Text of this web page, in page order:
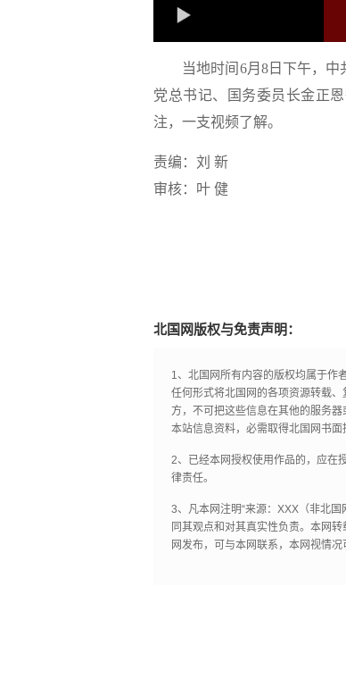
当地时间6月8日下午，
党总书记、国务委员长金正
注，一支视频了解。
责编：刘 新
审核：叶 健
北国网版权与免责声明：
1、北国网所有内容的版权均属于作
任何形式将北国网的各项资源转载
方，不可把这些信息在其他的服务
本站信息资料，必需取得北国网书面
2、已经本网授权使用作品的，应在
律责任。
3、凡本网注明“来源：XXX（非北
同其观点和对其真实性负责。本网
网发布，可与本网联系，本网视情况